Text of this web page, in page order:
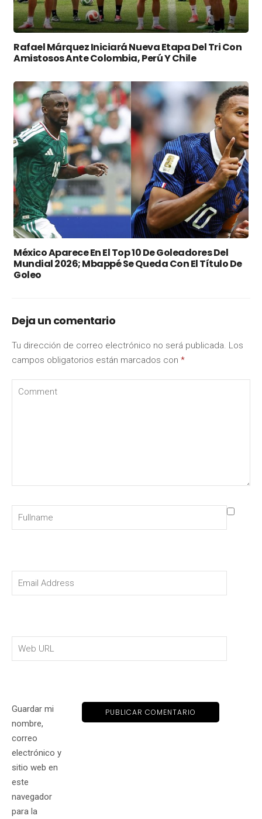
Rafael Márquez Iniciará Nueva Etapa Del Tri Con
Amistosos Ante Colombia, Perú Y Chile
México Aparece En El Top 10 De Goleadores Del
Mundial 2026; Mbappé Se Queda Con El Título De
Goleo
Deja un comentario
Tu dirección de correo electrónico no será publicada. Los
campos obligatorios están marcados con *
Guardar mi
nombre,
correo
electrónico y
sitio web en
este
navegador
para la